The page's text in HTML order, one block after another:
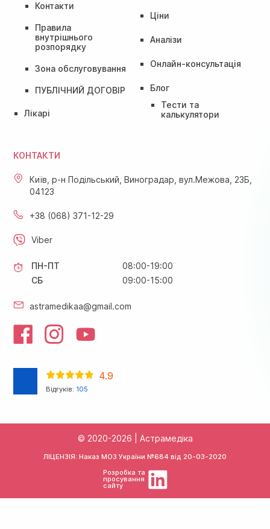
Контакти
Правила
внутрішнього
розпорядку
Зона обслуговування
ПУБЛІЧНИЙ ДОГОВІР
Лікарі
Ціни
Аналізи
Онлайн-консультація
Блог
Тести та
калькулятори
КОНТАКТИ
Київ, р-н Подільський, Виноградар, вул.Межова, 23Б,
04123
+38 (068) 371-12-29
Viber
ПН-ПТ
08:00-19:00
СБ
09:00-15:00
astramedikaa@gmail.com
4.9
Відгуків: 105
© 2020-2026 | Астрамедіка
ЛІЦЕНЗІЯ: Наказ МОЗ України №684 від 20-03-2020
Розробка та
просування
сайту